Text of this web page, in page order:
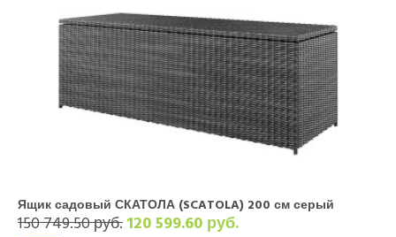
Ящик садовый СКАТОЛА (SCATOLA) 200 см серый
150 749.50 руб.120 599.60 руб.